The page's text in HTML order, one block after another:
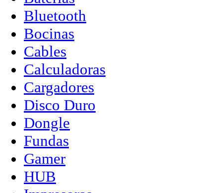
Bluetooth
Bocinas
Cables
Calculadoras
Cargadores
Disco Duro
Dongle
Fundas
Gamer
HUB